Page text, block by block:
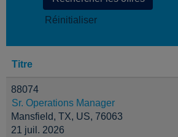
Réinitialiser
Titre
88074
Sr. Operations Manager
Mansfield, TX, US, 76063
21 juil. 2026